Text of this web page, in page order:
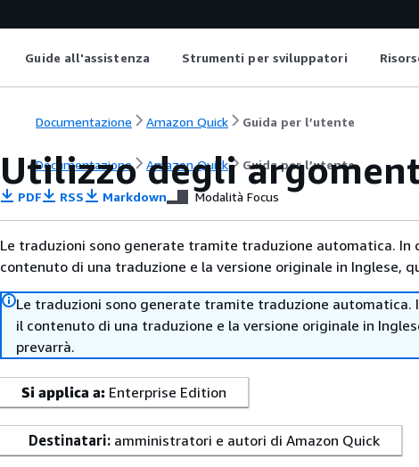
Guide all'assistenza Strumenti per sviluppatori
Documentazione Amazon Quick Guida per l’utente
Documentazione Amazon Quick Guida per l’utente
Utilizzo degli
PDF RSS Markdown Modalità Focus
Le traduzioni sono generate tramite traduzione automatica.
contenuto di una traduzione e la versione originale in Inglese,
Le traduzioni sono generate tramite traduzione automatica.
il contenuto di una traduzione e la versione originale in
prevarrà.
Si applica a: Enterprise Edition
Destinatari: amministratori e autori di Amazon Quick